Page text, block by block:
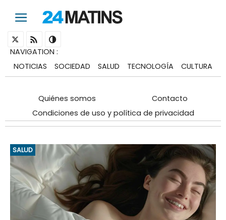
NAVIGATION :
NOTICIAS
SOCIEDAD SALUD TECNOLOGÍA CULTURA
Quiénes somos
Contacto
Condiciones de uso y política de privacidad
SALUD